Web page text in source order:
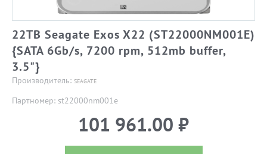
22TB Seagate Exos X22 (ST22000NM001E)
{SATA 6Gb/s, 7200 rpm, 512mb buffer,
3.5"}
Производитель: SEAGATE
Партномер: st22000nm001e
101 961.00 ₽